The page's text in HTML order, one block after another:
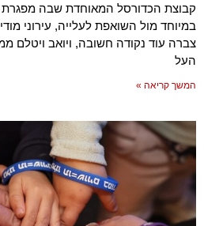
קבוצת הכדורסל המאוחדת שבה מפגרת
במיוחד מול השואפת לעלייה, עירוני
צברה עוד נקודה חשובה, ויואב ויטלם
העל
המשך קריאה »